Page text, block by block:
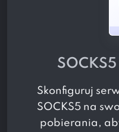
Skonfiguruj
SOCKS5 na
pobierania,